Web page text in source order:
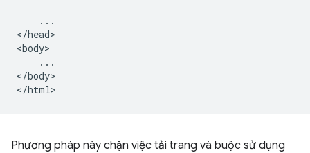
    ...
</head>
<body>
    ...
</body>
Phương pháp này chặn việc tải trang và buộc sử dụng